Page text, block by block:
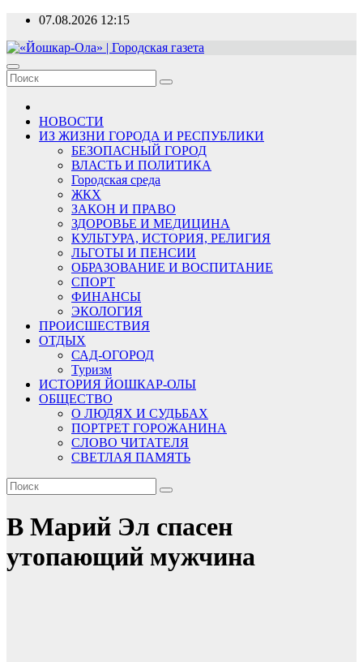
Перейти
содержимому
07.08.2026 12:15
«Йошкар-Ола» | Городская газета
Новости, события, люди
НОВОСТИ
ИЗ ЖИЗНИ ГОРОДА И РЕСПУБЛИКИ
БЕЗОПАСНЫЙ ГОРОД
ВЛАСТЬ И ПОЛИТИКА
Городская среда
ЖКХ
ЗАКОН И ПРАВО
ЗДОРОВЬЕ И МЕДИЦИНА
КУЛЬТУРА, ИСТОРИЯ, РЕЛИГИЯ
ЛЬГОТЫ И ПЕНСИИ
ОБРАЗОВАНИЕ И ВОСПИТАНИЕ
СПОРТ
ФИНАНСЫ
ЭКОЛОГИЯ
ПРОИСШЕСТВИЯ
ОТДЫХ
САД-ОГОРОД
Туризм
ИСТОРИЯ ЙОШКАР-ОЛЫ
ОБЩЕСТВО
О ЛЮДЯХ И СУДЬБАХ
ПОРТРЕТ ГОРОЖАНИНА
СЛОВО ЧИТАТЕЛЯ
СВЕТЛАЯ ПАМЯТЬ
В Марий Эл спасен
утопающий мужчина